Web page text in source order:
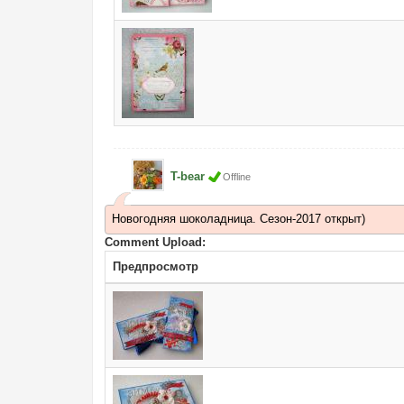
T-bear Offline
Новогодняя шоколадница. Сезон-2017 открыт)
Comment Upload:
Предпросмотр